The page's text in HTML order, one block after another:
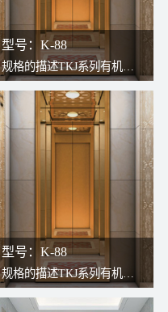
型号：K-88
规格的描述TKJ系列有机房
轮曳引机结合，更高效更稳
定。因曳引机安装于井道上
方，轿厢可以充分占用井
道，故可将轿厢打造得更宽
型号：K-88
规格的描述TKJ系列有机房